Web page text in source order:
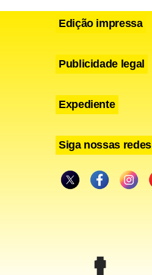
para
também
saúde.
a
Edição impressa
Publicidade legal
Expediente
Siga nossas redes